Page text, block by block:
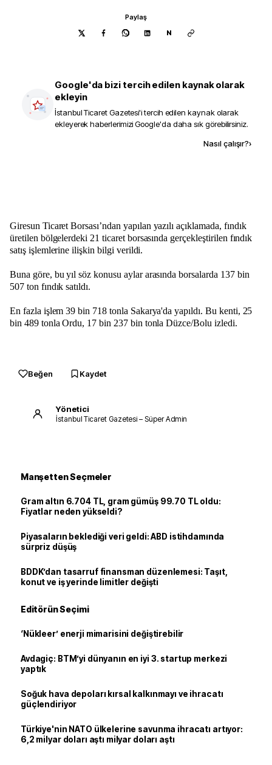
Paylaş
N
Google'da bizi tercih edilen kaynak olarak
ekleyin
İstanbul Ticaret Gazetesi'i tercih edilen kaynak olarak
ekleyerek haberlerimizi Google'da daha sık görebilirsiniz.
Nasıl çalışır?›
Giresun Ticaret Borsası’ndan yapılan yazılı açıklamada, fındık
üretilen bölgelerdeki 21 ticaret borsasında gerçekleştirilen fındık
satış işlemlerine ilişkin bilgi verildi.
Buna göre, bu yıl söz konusu aylar arasında borsalarda 137 bin
507 ton fındık satıldı.
En fazla işlem 39 bin 718 tonla Sakarya'da yapıldı. Bu kenti, 25
bin 489 tonla Ordu, 17 bin 237 bin tonla Düzce/Bolu izledi.
Beğen Kaydet
Yönetici
İstanbul Ticaret Gazetesi – Süper Admin
Manşetten Seçmeler
Gram altın 6.704 TL, gram gümüş 99.70 TL oldu:
Fiyatlar neden yükseldi?
Piyasaların beklediği veri geldi: ABD istihdamında
sürpriz düşüş
BDDK’dan tasarruf finansman düzenlemesi: Taşıt,
konut ve iş yerinde limitler değişti
Editörün Seçimi
‘Nükleer’ enerji mimarisini değiştirebilir
Avdagiç: BTM’yi dünyanın en iyi 3. startup merkezi
yaptık
Soğuk hava depoları kırsal kalkınmayı ve ihracatı
güçlendiriyor
Türkiye'nin NATO ülkelerine savunma ihracatı artıyor:
6,2 milyar doları aştı milyar doları aştı